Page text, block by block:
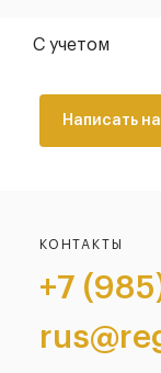
С учетом
Написать
КОНТАКТЫ
+7